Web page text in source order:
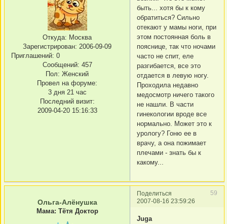
Откуда: Москва
Зарегистрирован: 2006-09-09
Приглашений: 0
Сообщений: 457
Пол: Женский
Провел на форуме:
3 дня 21 час
Последний визит:
2009-04-20 15:16:33
быть... хотя бы к кому
обратиться? Сильно
отекают у мамы ноги, при
этом постоянная боль в
пояснице, так что ночами
часто не спит, еле
разгибается, все это
отдается в левую ногу.
Проходила недавно
медосмотр ничего такого
не нашли. В части
гинекологии вроде все
нормально. Может это к
урологу? Гоню ее в
врачу, а она пожимает
плечами - знать бы к
какому...
Поделиться
59
2007-08-16 23:59:26
Ольга-Алёнушка
Мама: Тётя Доктор
Juga